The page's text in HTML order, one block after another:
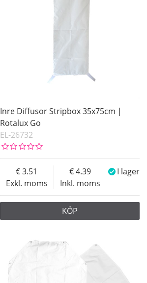
Inre Diffusor Stripbox 35x75cm |
Rotalux Go
EL-26732
Exkl. moms
3.51
Inkl. moms
4.39 I lager
KÖP